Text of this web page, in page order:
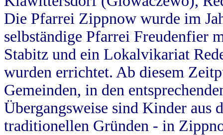
Die Pfarrei Zippnow wurde im
selbständige Pfarrei Freudenfier
Stabitz und ein Lokalvikariat
wurden errichtet. Ab diesem
Gemeinden, in den
Übergangsweise sind Kinder aus
traditionellen Gründen - in